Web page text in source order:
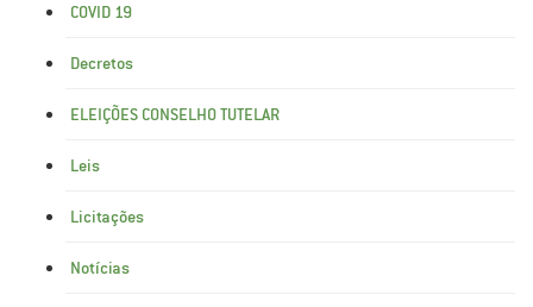
COVID 19
Decretos
ELEIÇÕES CONSELHO TUTELAR
Leis
Licitações
Notícias